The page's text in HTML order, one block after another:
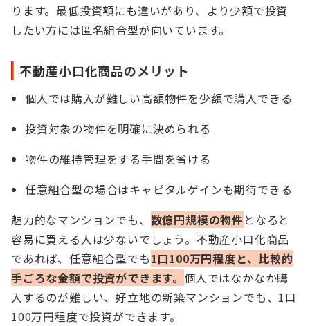
ります。最低投資額にも違いがあり、より少額で投資
したい方には匿名組合型が向いています。
不動産小口化商品のメリット
個人では購入が難しい高額物件を少額で購入できる
投資対象の物件を明確に決められる
物件の維持管理をする手間を省ける
任意組合型の場合はキャピタルゲインも期待できる
魅力的なマンションでも、 数億円規模の物件 となると
容易に買える人は少ないでしょう。不動産小口化商品
であれば、任意組合型でも1口100万円程度と、比較的
手ごろな金額で投資ができます。 個人ではなかなか購
入するのが難しい、好立地の新築マンションでも、1口
100万円程度で投資ができます。